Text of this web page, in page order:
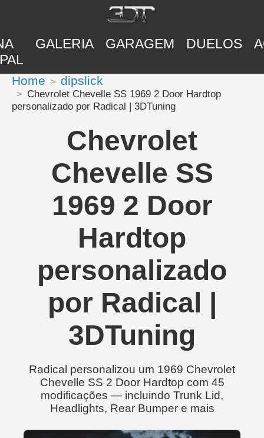
GALERIA GARAGEM DUELOS
Home dipslick
Chevrolet Chevelle SS 1969 2 Door Hardtop
personalizado por Radical | 3DTuning
Chevrolet
Chevelle SS
1969 2 Door
Hardtop
personalizado
por Radical |
3DTuning
Radical personalizou um 1969 Chevrolet
Chevelle SS 2 Door Hardtop com 45
modificações — incluindo Trunk Lid,
Headlights, Rear Bumper e mais